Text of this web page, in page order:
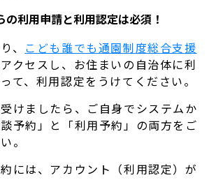
の利用申請と利用認定は必須！
、 こども誰でも通園制度総合支援
クセスし、お住まいの自治体に利
て、利用認定をうけてください。
けましたら、ご自身でシステムか
予約」と「利用予約」の両方をご
。
には、アカウント（利用認定）が